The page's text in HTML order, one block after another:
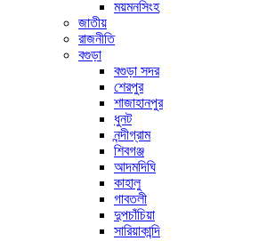
ময়মনসিংহ
জাতীয়
রাজনীতি
বগুড়া
বগুড়া সদর
শেরপুর
শাজাহানপুর
ধুনট
নন্দীগ্রাম
শিবগঞ্জ
আদমদিঘি
কাহালু
গাবতলী
দুপচাঁচিয়া
সারিয়াকান্দি